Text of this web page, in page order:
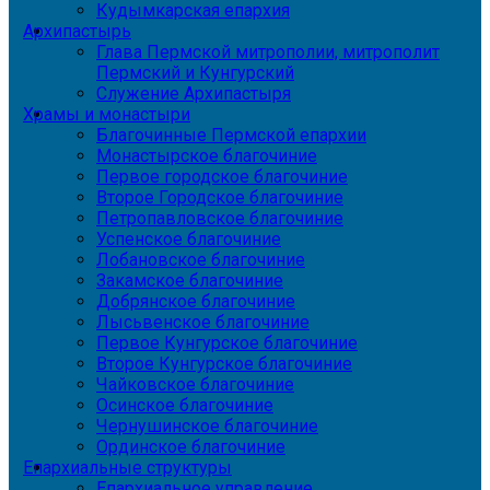
Кудымкарская епархия
Архипастырь
Глава Пермской митрополии, митрополит
Пермский и Кунгурский
Служение Архипастыря
Храмы и монастыри
Благочинные Пермской епархии
Монастырское благочиние
Первое городское благочиние
Второе Городское благочиние
Петропавловское благочиние
Успенское благочиние
Лобановское благочиние
Закамское благочиние
Добрянское благочиние
Лысьвенское благочиние
Первое Кунгурское благочиние
Второе Кунгурское благочиние
Чайковское благочиние
Осинское благочиние
Чернушинское благочиние
Ординское благочиние
Епархиальные структуры